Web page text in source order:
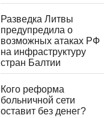
Разведка Литвы
предупредила о
возможных атаках РФ
на инфраструктуру
стран Балтии
Кого реформа
больничной сети
оставит без денег?